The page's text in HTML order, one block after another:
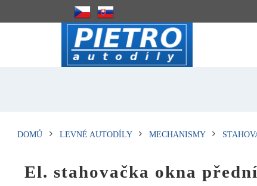
DOMŮ LEVNÉ AUTODÍLY MECHANISMY
El. stahovačka okna